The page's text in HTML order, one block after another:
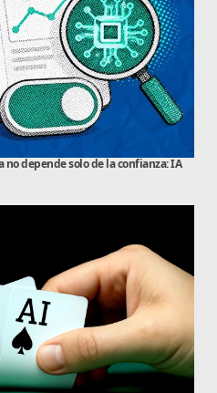
depende solo de la confianza: IA